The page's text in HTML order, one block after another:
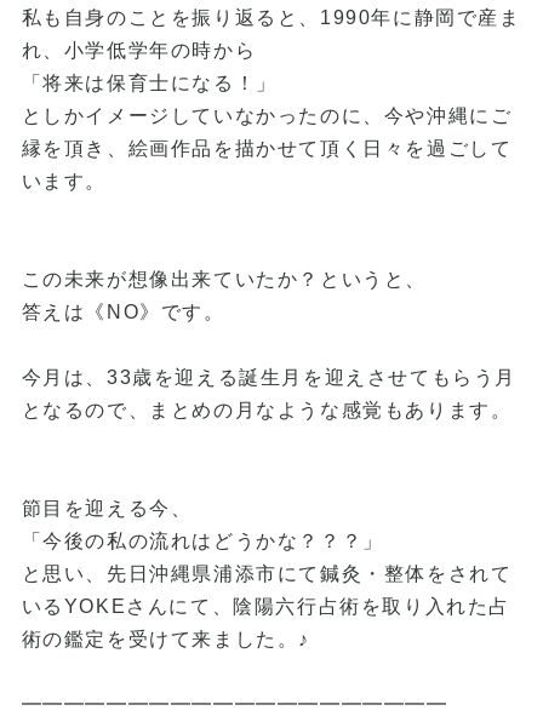
私も自身のことを振り返ると、1990年に静岡で産ま
れ、小学低学年の時から
「将来は保育士になる！」
としかイメージしていなかったのに、今や沖縄にご
縁を頂き、絵画作品を描かせて頂く日々を過ごして
います。
この未来が想像出来ていたか？というと、
答えは《NO》です。
今月は、33歳を迎える誕生月を迎えさせてもらう月
となるので、まとめの月なような感覚もあります。
節目を迎える今、
「今後の私の流れはどうかな？？？」
と思い、先日沖縄県浦添市にて鍼灸・整体をされて
いるYOKEさんにて、陰陽六行占術を取り入れた占
術の鑑定を受けて来ました。♪
━━━━━━━━━━━━━━━━━━━━